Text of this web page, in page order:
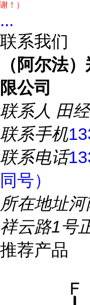
谢！）
...
联系我们
（阿尔法
限公司
联系人 田
联系手机
联系电话
同号）
所在地址河
祥云路1号
推荐产品